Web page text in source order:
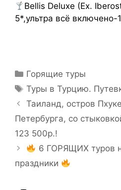
Bellis Deluxe (Ex.
5*,ультра всё включено-
Горящие туры
Туры в Турцию.
Таиланд, остров
Петербурга, со
123 500р.!
6 ГОРЯЩИХ туров
праздники